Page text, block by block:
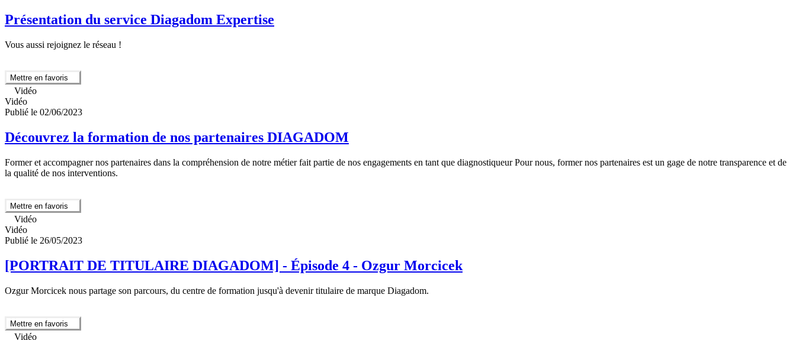
Présentation du service Diagadom Expertise
Vous aussi rejoignez le réseau !
Mettre en favoris
Vidéo
Vidéo
Publié le 02/06/2023
Découvrez la formation de nos partenaires DIAGADOM
Former et accompagner nos partenaires dans la compréhension de notre métier fait partie de nos engagements en tant que diagnostiqueur Pour nous, former nos partenaires est un gage de notre transparence et de
la qualité de nos interventions.
Mettre en favoris
Vidéo
Vidéo
Publié le 26/05/2023
[PORTRAIT DE TITULAIRE DIAGADOM] - Épisode 4 - Ozgur Morcicek
Ozgur Morcicek nous partage son parcours, du centre de formation jusqu'à devenir titulaire de marque Diagadom.
Mettre en favoris
Vidéo